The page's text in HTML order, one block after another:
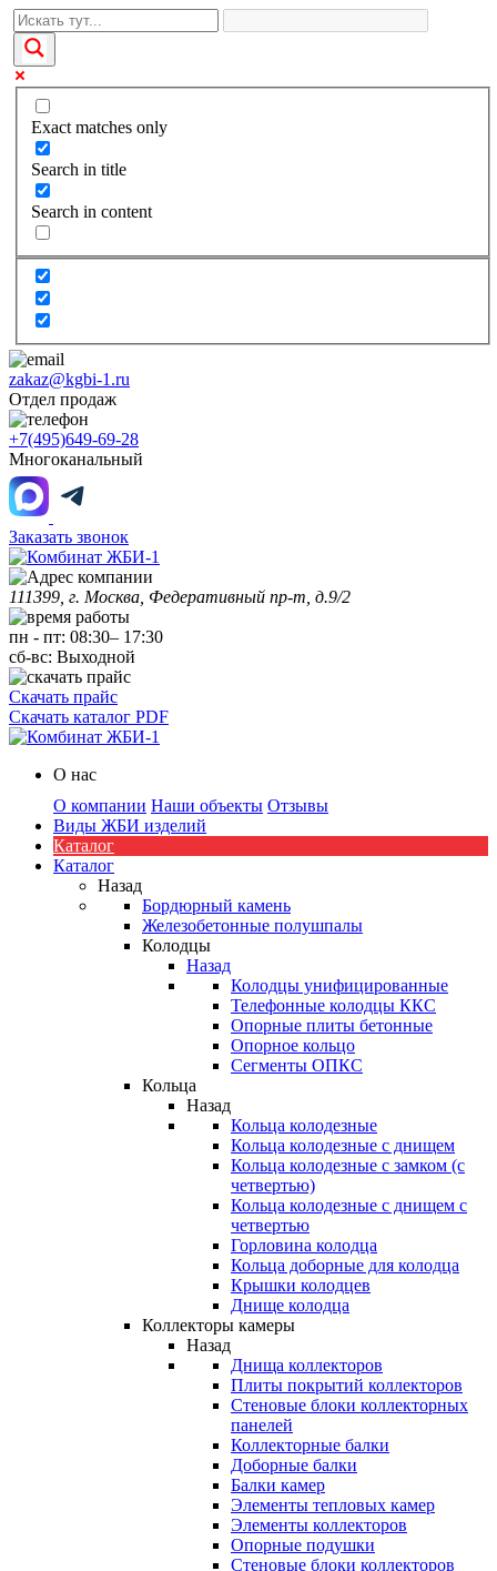
Exact matches only
Search in title
Search in content
zakaz@kgbi-1.ru
Отдел продаж
+7(495)649-69-28
Многоканальный
Заказать звонок
111399, г. Москва, Федеративный пр-т, д.9/2
пн - пт: 08:30– 17:30
сб-вс: Выходной
Скачать прайс
Скачать каталог PDF
О нас
О компании Наши объекты Отзывы
Виды ЖБИ изделий
Каталог
Каталог
Назад
Бордюрный камень
Железобетонные полушпалы
Колодцы
Назад
Колодцы унифицированные
Телефонные колодцы ККС
Опорные плиты бетонные
Опорное кольцо
Сегменты ОПКС
Кольца
Назад
Кольца колодезные
Кольца колодезные с днищем
Кольца колодезные с замком (с
четвертью)
Кольца колодезные с днищем с
четвертью
Горловина колодца
Кольца доборные для колодца
Крышки колодцев
Днище колодца
Коллекторы камеры
Назад
Днища коллекторов
Плиты покрытий коллекторов
Стеновые блоки коллекторных
панелей
Коллекторные балки
Доборные балки
Балки камер
Элементы тепловых камер
Элементы коллекторов
Опорные подушки
Стеновые блоки коллекторов